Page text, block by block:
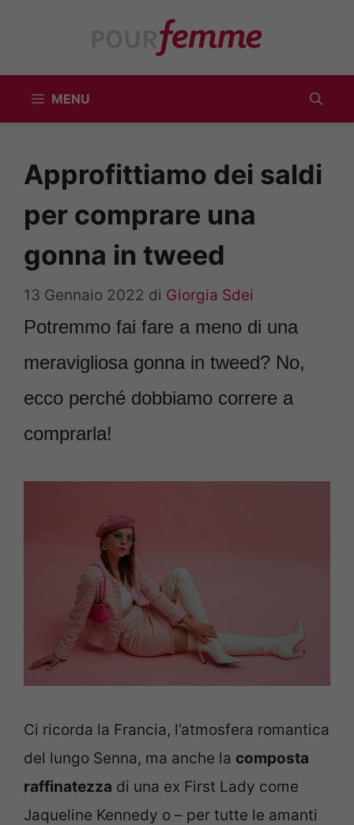
MENU
Approfittiamo dei saldi
per comprare una
gonna in tweed
13 Gennaio 2022 di Giorgia Sdei
Potremmo fai fare a meno di una
meravigliosa gonna in tweed? No,
ecco perché dobbiamo correre a
comprarla!
Ci ricorda la Francia, l’atmosfera romantica
del lungo Senna, ma anche la composta
raffinatezza di una ex First Lady come
Jaqueline Kennedy o – per tutte le amanti